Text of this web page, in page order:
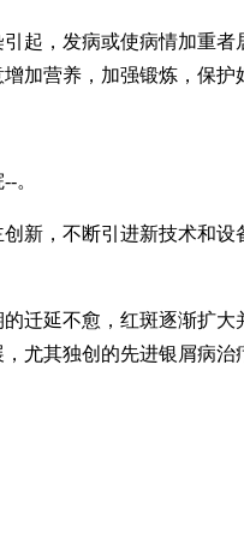
起，发病或使病情加重
加营养，加强锻炼，保护
。
新，不断引进新技术和
迁延不愈，红斑逐渐扩
尤其独创的先进银屑病